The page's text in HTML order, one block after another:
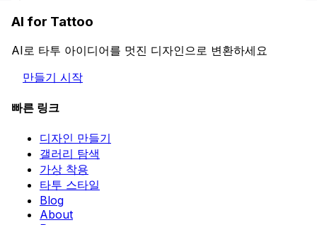
AI for Tattoo
AI로 타투 아이디어를 멋진 디자인으로 변환하세요
만들기 시작
빠른 링크
디자인 만들기
갤러리 탐색
가상 착용
타투 스타일
Blog
About